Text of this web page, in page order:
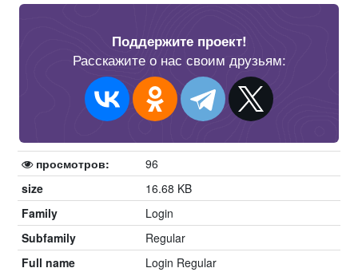
Поддержите проект!
Расскажите о нас своим друзьям:
просмотров:
96
size
16.68 KB
Family
Login
Subfamily
Regular
Full name
Login Regular